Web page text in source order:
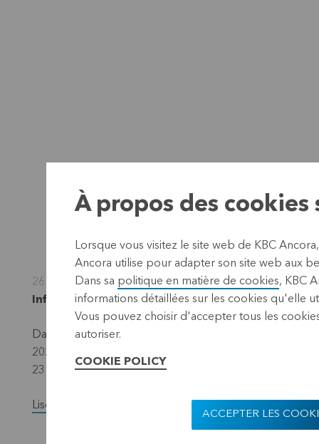
26 septembre 2022
Informations réglementées, informations
Dans le cadre du programme de rachat d’actions
2022, KBC Ancora signale qu’elle a racheté au total
23 septembre 2022 inclus.
Lisez la version complète du communiqué de presse.
À propos des cookies
Lorsque vous visitez le site web de KBC
Ancora utilise pour adapter son site web aux
Dans sa politique en matière de cookies, KBC
informations détaillées sur les cookies qu'elle
Vous pouvez choisir d'accepter tous les
autoriser.
COOKIE POLICY
ACCEPTER LES